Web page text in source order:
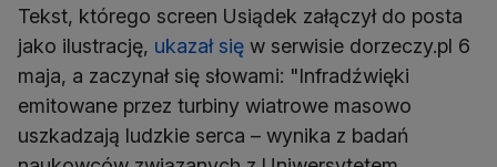
Tekst, którego screen Usiądek załączył do posta
jako ilustrację, ukazał się w serwisie dorzeczy.pl 6
maja, a zaczynał się słowami: "Infradźwięki
emitowane przez turbiny wiatrowe masowo
uszkadzają ludzkie serca – wynika z badań